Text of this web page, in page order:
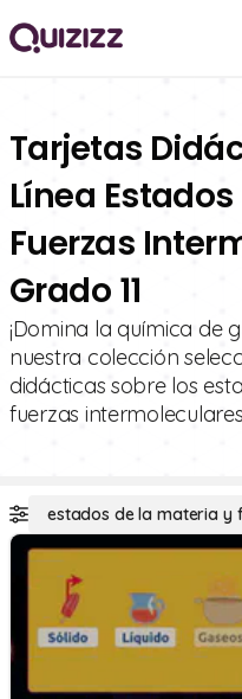
Tarjetas
Línea
Fuerzas
Grado 11
¡Domina la química de
nuestra colección
didácticas sobre los
fuerzas
estados de la materia y